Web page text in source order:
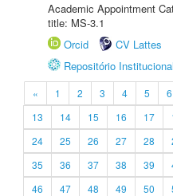
Academic Appointment
title: MS-3.1
Orcid
CV Lattes
Repositório
« 1 2 3 4 5 6
13
14 15 16 17
24
25 26 27 28
35
36 37 38 39
46
47 48 49 50